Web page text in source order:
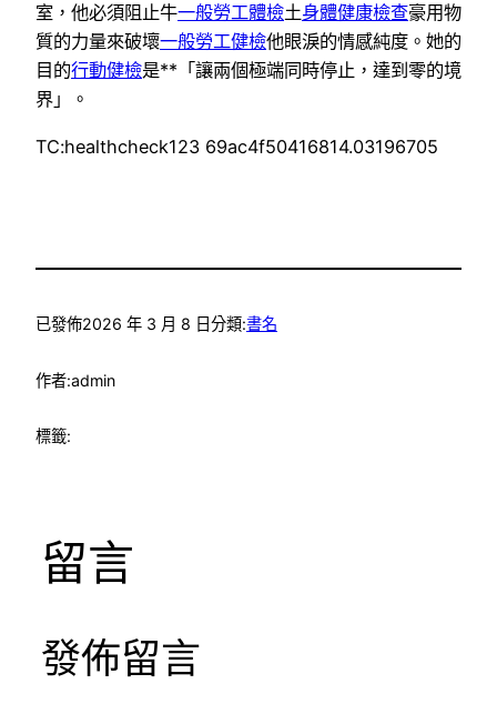
室，他必須阻止牛一般勞工體檢土身體健康檢查豪用物
質的力量來破壞一般勞工健檢他眼淚的情感純度。她的
目的行動健檢是**「讓兩個極端同時停止，達到零的境
界」。
TC:healthcheck123 69ac4f50416814.03196705
已發佈2026 年 3 月 8 日分類:書名
作者:admin
標籤:
留言
發佈留言